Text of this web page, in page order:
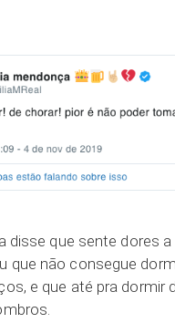
disse que sente dores
que não consegue
e que até pra dormir